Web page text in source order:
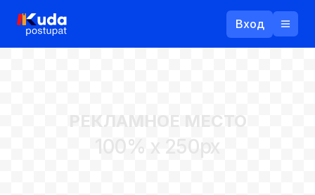
Вход
РЕКЛАМНОЕ МЕСТО
100% x 250px